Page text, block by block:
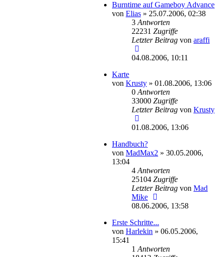
Burntime auf Gameboy Advance
von Elias » 25.07.2006, 02:38
3 Antworten
22231 Zugriffe
Letzter Beitrag von araffi
04.08.2006, 10:11
Karte
von Krusty » 01.08.2006, 13:06
0 Antworten
33000 Zugriffe
Letzter Beitrag von Krusty
01.08.2006, 13:06
Handbuch?
von MadMax2 » 30.05.2006,
13:04
4 Antworten
25104 Zugriffe
Letzter Beitrag von Mad
Mike
08.06.2006, 13:58
Erste Schritte...
von Harlekin » 06.05.2006,
15:41
1 Antworten